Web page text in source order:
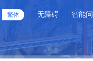
繁体 无障碍 智能